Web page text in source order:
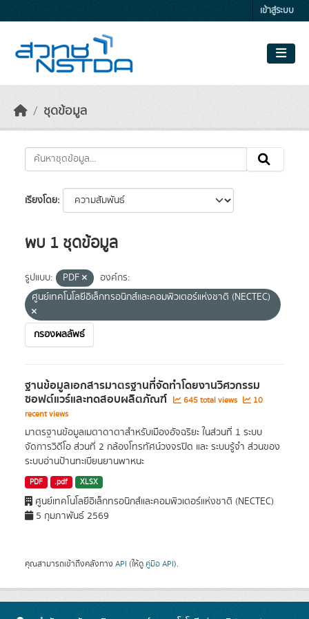
เข้าสู่ระบบ
ชุดข้อมูล
เรียงโดย
พบ 1 ชุดข้อมูล
รูปแบบ: PDF
องค์กร:
ศูนย์เทคโนโลยีอิเล็กทรอนิกส์และคอมพิวเตอร์แห่งชาติ (NECTEC)
กรองผลลัพธ์
ฐานข้อมูลเอกสารมาตรฐานที่จัดทำโดยงานวิศวกรรม
ซอฟต์แวร์และทดสอบผลิตภัณฑ์ 645 total views
10
recent views
มาตรฐานข้อมูลเมตาดาตาสำหรับเมืองอัจฉริยะ ในส่วนที่ 1 ระบบ
จัดการวิดีโอ ส่วนที่ 2 กล้องโทรทัศน์วงจรปิด และ ระบบรู้จำ ส่วนของ
ระบบอ่านป้านทะเบียนยานพาหนะ
PDF .pdf XLSX
ศูนย์เทคโนโลยีอิเล็กทรอนิกส์และคอมพิวเตอร์แห่งชาติ (NECTEC)
5 กุมภาพันธ์ 2569
คุณสามารถเข้าถึงคลังทาง API (ให้ดู คู่มือ API).